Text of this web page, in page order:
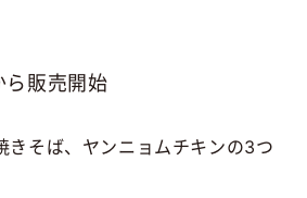
販売開始
きそば、ヤンニョムチキンの3つ